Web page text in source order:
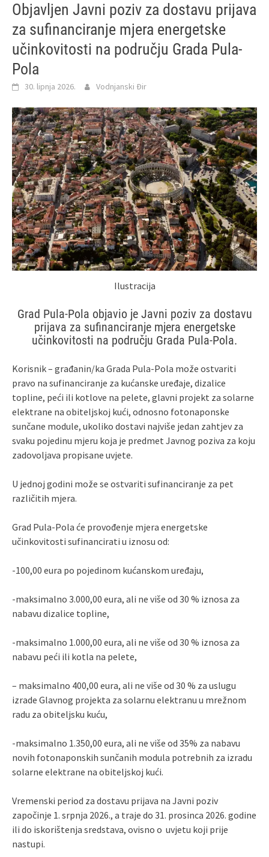
Objavljen Javni poziv za dostavu prijava
za sufinanciranje mjera energetske
učinkovitosti na području Grada Pula-
Pola
30. lipnja 2026. Vodnjanski Đir
Ilustracija
Grad Pula-Pola objavio je Javni poziv za dostavu
prijava za sufinanciranje mjera energetske
učinkovitosti na području Grada Pula-Pola.
Korisnik – građanin/ka Grada Pula-Pola može ostvariti
pravo na sufinanciranje za kućanske uređaje, dizalice
topline, peći ili kotlove na pelete, glavni projekt za solarne
elektrane na obiteljskoj kući, odnosno fotonaponske
sunčane module, ukoliko dostavi najviše jedan zahtjev za
svaku pojedinu mjeru koja je predmet Javnog poziva za koju
zadovoljava propisane uvjete.
U jednoj godini može se ostvariti sufinanciranje za pet
različitih mjera.
Grad Pula-Pola će provođenje mjera energetske
učinkovitosti sufinancirati u iznosu od:
-100,00 eura po pojedinom kućanskom uređaju,
-maksimalno 3.000,00 eura, ali ne više od 30 % iznosa za
nabavu dizalice topline,
-maksimalno 1.000,00 eura, ali ne više od 30 % iznosa za
nabavu peći ili kotla na pelete,
– maksimalno 400,00 eura, ali ne više od 30 % za uslugu
izrade Glavnog projekta za solarnu elektranu u mrežnom
radu za obiteljsku kuću,
-maksimalno 1.350,00 eura, ali ne više od 35% za nabavu
novih fotonaponskih sunčanih modula potrebnih za izradu
solarne elektrane na obiteljskoj kući.
Vremenski period za dostavu prijava na Javni poziv
započinje 1. srpnja 2026., a traje do 31. prosinca 2026. godine
ili do iskorištenja sredstava, ovisno o uvjetu koji prije
nastupi.